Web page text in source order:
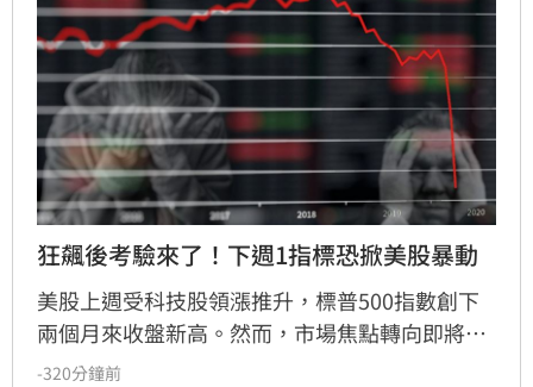
狂飆後考驗來了！下週1指標恐掀美股暴動
美股上週受科技股領漲推升，標普500指數創下
兩個月來收盤新高。然而，市場焦點轉向即將公
布的7月消費者物價指數（CPI），該數據將成為
-320分鐘前